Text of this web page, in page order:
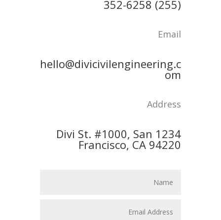
(255) 352-6258
Email
hello@divicivilengineering.c
om
Address
1234 Divi St. #1000, San
Francisco, CA 94220